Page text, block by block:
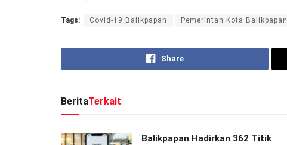
Tags: Covid-19 Balikpapan Pemerintah Kota Balikpapan
Share
BeritaTerkait
Balikpapan Hadirkan 362 Titik